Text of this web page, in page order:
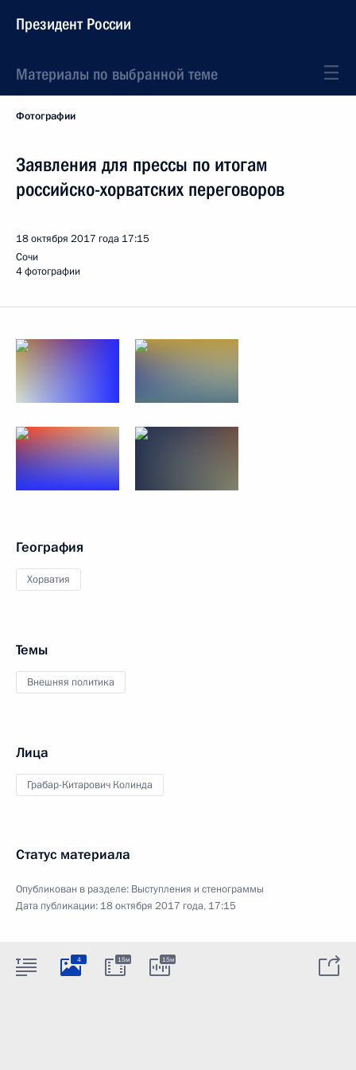
Президент России
Материалы по выбранной теме
Фотографии
Заявления для прессы по итогам
российско-хорватских переговоров
18 октября 2017 года 17:15
Сочи
4 фотографии
География
Хорватия
Темы
Внешняя политика
Лица
Грабар-Китарович Колинда
Статус материала
Опубликован в разделе: Выступления и стенограммы
Дата публикации: 18 октября 2017 года, 17:15
4 15м 15м